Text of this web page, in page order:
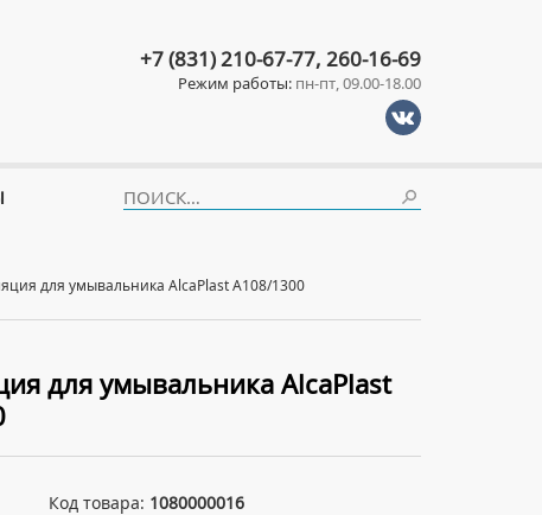
для умывальника AlcaPlast A108/1300
для умывальника AlcaPlast
Код товара: 1080000016
+7 (831) 210-67-77, 260-16-69
Режим работы: пн-пт, 09.00-18.00